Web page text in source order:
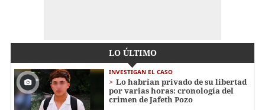
LO ÚLTIMO
INVESTIGAN EL CASO
Lo habrían privado de su libertad
por varias horas: cronología del
crimen de Jafeth Pozo